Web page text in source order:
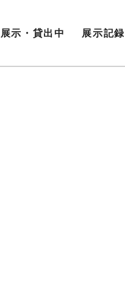
展示・貸出中 展示記録